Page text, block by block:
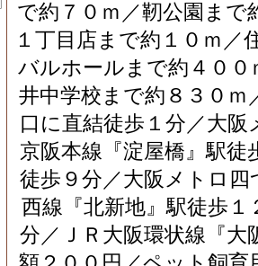
で約７０ｍ／靭公園まで
１丁目店まで約１０ｍ／
バルホールまで約４００
井中学校まで約８３０ｍ
口に直結徒歩１分／大
京阪本線『淀屋橋』駅
徒歩９分／大阪メトロ四
西線『北新地』駅徒歩
分／ＪＲ大阪環状線『